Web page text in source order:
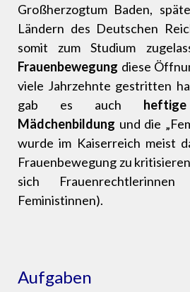
Großherzogtum Baden,
Ländern des Deutschen
somit zum Studium
Frauenbewegung diese
viele Jahrzehnte gestritten
gab es auch
Mädchenbildung und die
wurde im Kaiserreich meist
Frauenbewegung zu
sich
Feministinnen).
Aufgaben